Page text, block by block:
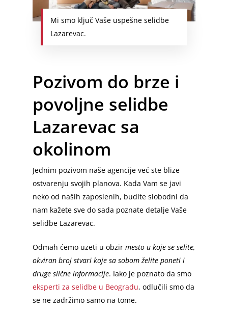
Mi smo ključ Vaše uspešne selidbe
Lazarevac.
Pozivom do brze i
povoljne selidbe
Lazarevac sa
okolinom
Jednim pozivom naše agencije već ste blize
ostvarenju svojih planova. Kada Vam se javi
neko od naših zaposlenih, budite slobodni da
nam kažete sve do sada poznate detalje Vaše
selidbe Lazarevac.
Odmah ćemo uzeti u obzirmesto u koje se selite,
okviran broj stvari koje sa sobom želite poneti i
druge slične informacije. Iako je poznato da smo
eksperti za selidbe u Beogradu, odlučili smo da
se ne zadržimo samo na tome.